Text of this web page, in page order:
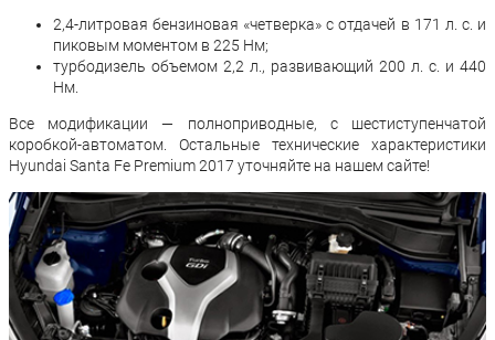
2,4-литровая бензиновая «четверка» с отдачей в 171 л. с. и
пиковым моментом в 225 Нм;
турбодизель объемом 2,2 л., развивающий 200 л. с. и 440
Нм.
Все модификации — полноприводные, с шестиступенчатой
коробкой-автоматом. Остальные технические характеристики
Hyundai Santa Fe Premium 2017 уточняйте на нашем сайте!